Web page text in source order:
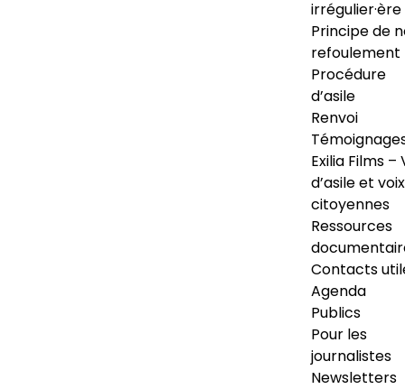
irrégulier·ère
Principe de
refoulement
Procédure
d’asile
Renvoi
Exilia Films –
d’asile et voix
citoyennes
Ressources
Contacts
Agenda
Publics
Pour les
journalistes
Newsletters